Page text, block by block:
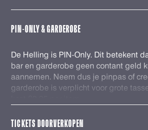
PIN-ONLY & GARDEROBE
De Helling is PIN-Only. Dit betekent
bar en garderobe geen contant geld
aannemen. Neem dus je pinpas of
garderobe is verplicht voor grote
TICKETS DOORVERKOPEN